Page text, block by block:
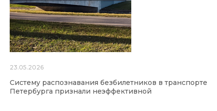
23.05.2026
Систему распознавания безбилетников в транспорте
Петербурга признали неэффективной